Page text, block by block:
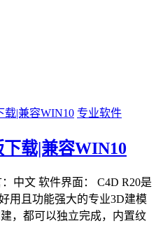
专业软件
载|兼容WIN10
中文 软件界面： C4D R20是
用且功能强大的专业3D建模
，都可以独立完成，内置纹